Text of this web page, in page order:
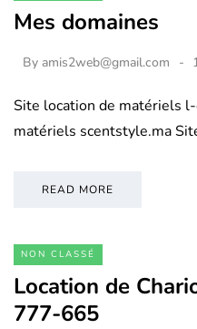
Mes domaines
By amis2web@gmail.com
Site location de matériels
matériels scentstyle.ma
READ MORE
NON CLASSÉ
Location de
777-665